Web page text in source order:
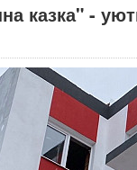
казка" -